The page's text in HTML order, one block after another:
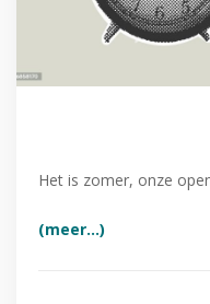
Het is zomer, onze
(meer…)